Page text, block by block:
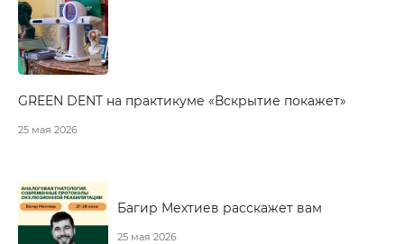
GREEN DENT на практикуме «Вскрытие покажет»
25 мая 2026
Багир Мехтиев расскажет вам
25 мая 2026